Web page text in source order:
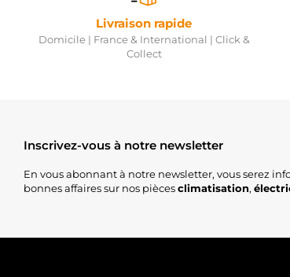
Livraison rapide
Domicile | France & International | Click &
Collect
Inscrivez-vous à notre newsletter
En vous abonnant à notre newsletter, vous serez
bonnes affaires sur nos piècesclimatisation,